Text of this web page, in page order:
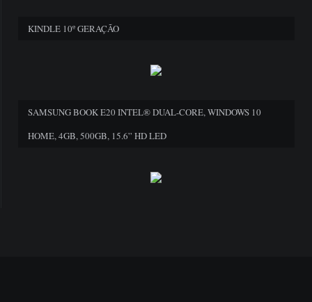
KINDLE 10º GERAÇÃO
SAMSUNG BOOK E20 INTEL® DUAL-CORE, WINDOWS 10
HOME, 4GB, 500GB, 15.6” HD LED